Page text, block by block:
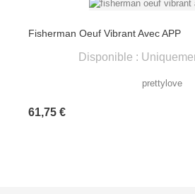
Fisherman Oeuf Vibrant Avec APP
Disponible :
prettylove
61,75 €Prix